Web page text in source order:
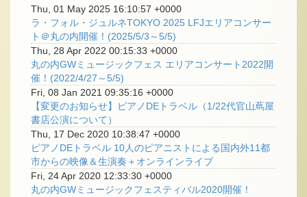
Thu, 01 May 2025 16:10:57 +0000
ラ・フォル・ジュルネTOKYO 2025 LFJエリアコンサー
ト＠丸の内開催！(2025/5/3～5/5)
Thu, 28 Apr 2022 00:15:33 +0000
丸の内GWミュージックフェス エリアコンサート2022開
催！(2022/4/27～5/5)
Fri, 08 Jan 2021 09:35:16 +0000
【変更のお知らせ】ピアノDEトラベル（1/22代官山蔦屋
書店公演について）
Thu, 17 Dec 2020 10:38:47 +0000
ピアノDEトラベル 10人のピアニストによる国内外11都
市からの映像＆生演奏＋オンラインライブ
Fri, 24 Apr 2020 12:33:30 +0000
丸の内GWミュージックフェスティバル2020開催！